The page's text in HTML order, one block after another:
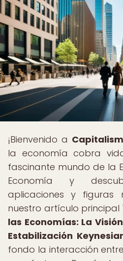
¡Bienvenido a
la economía cobra
fascinante mundo de la
Economía y
aplicaciones y figuras
nuestro artículo principal
las Economías: La
Estabilización
fondo la interacción